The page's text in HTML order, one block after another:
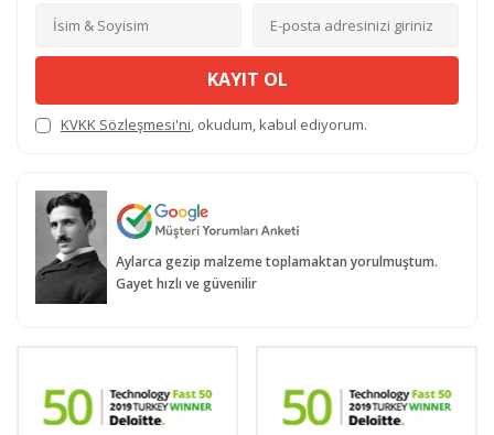
KAYIT OL
KVKK Sözleşmesi'ni , okudum, kabul ediyorum.
Aylarca gezip malzeme toplamaktan yorulmuştum.
Gayet hızlı ve güvenilir